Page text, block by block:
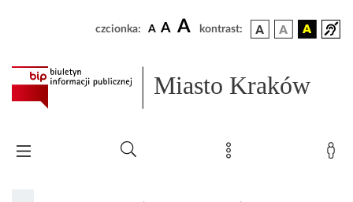
czcionka: A A A kontrast:
Miasto Kraków